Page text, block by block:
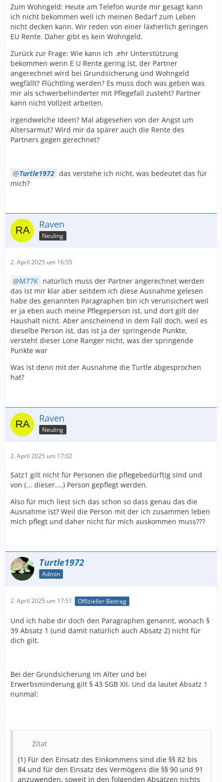
Zum Wohngeld: Heute am Telefon wurde mir gesagt kann
ich nicht bekommen weil ich meinen Bedarf zum Leben
nicht decken kann. Wir reden von einer läxherlich geringen
EU Rente. Daher gibt es kein Wohngeld.
Zurück zur Frage: Wie kann ich .ehr Unterstützung
bekommen wenn E U Rente gering ist, der Partner
angerechnet wird bei Grundsicherung und Wohngeld
wegfällt? Flüchtling werden? Es muss doch was geben was
mir als schwerbehinderter mit Pflegefall zusteht? Partner
kann nicht Vollzeit arbeiten.
irgendwelche Ideen? Mal abgesehen von der Angst um
Altersarmut? Wird mir da spärer auch die Rente des
Partners gegen gerechnet?
Turtle1972 das verstehe ich nicht, was bedeutet das für
mich?
Raven
Neuling
2. April 2025 um 16:55
M77K natürlich muss der Partner angerechnet werden
das ist mir klar aber seitdem ich diese Ausnahme gelesen
habe des genannten Paragraphen bin ich verunsichert weil
er ja eben auch meine Pflegeperson ist, und dort gilt der
Haushalt nicht. Aber anscheinend in dem Fall doch, weil es
dieselbe Person ist, das ist ja der springende Punkte,
versteht dieser Lone Ranger nicht, was der springende
Punkte war
Was ist denn mit der Ausnahme die Turtle abgesprochen
hat?
Raven
Neuling
2. April 2025 um 17:02
Satz1 gilt nicht für Personen die pflegebedürftig sind und
von (... dieser....) Person gepflegt werden.
Also für mich liest sich das schon so dass genau das die
Ausnahme ist? Weil die Person mit der ich zusammen leben
mich pflegt und daher nicht für mich auskommen muss???
Turtle1972
Admin
2. April 2025 um 17:51 Offizieller Beitrag
Und ich habe dir doch den Paragraphen genannt, wonach §
39 Absatz 1 (und damit natürlich auch Absatz 2) nicht für
dich gilt.
Bei der Grundsicherung im Alter und bei
Erwerbsminderung gilt § 43 SGB XII. Und da lautet Absatz 1
nunmal:
Zitat
(1) Für den Einsatz des Einkommens sind die §§ 82 bis
84 und für den Einsatz des Vermögens die §§ 90 und 91
anzuwenden, soweit in den folgenden Absätzen nichts